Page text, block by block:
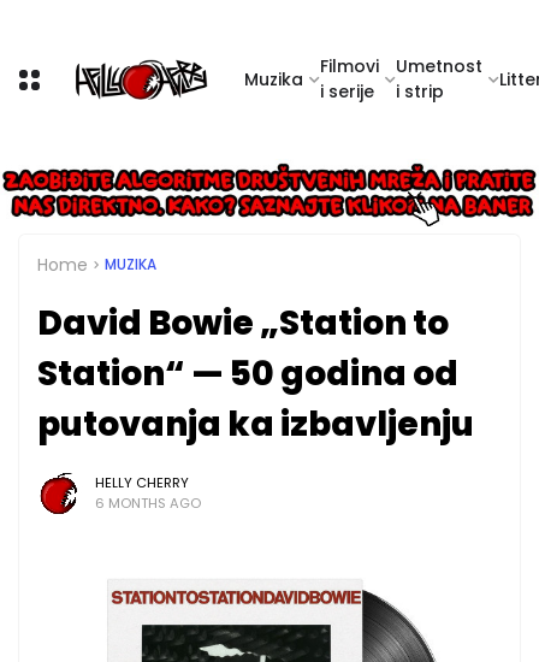
Muzika
Filmovi
i serije
Umetnost
i strip
Home MUZIKA
David Bowie „Station to
Station“ — 50 godina od
putovanja ka izbavljenju
HELLY CHERRY
6 MONTHS AGO